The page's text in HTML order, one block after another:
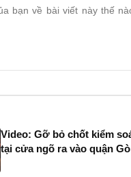
Video: Gỡ bỏ chốt kiểm
tại cửa ngõ ra vào quận